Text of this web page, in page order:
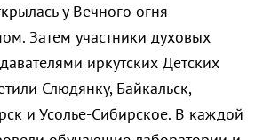
у Вечного огня
Затем участники духовых
иркутских Детских
Слюдянку, Байкальск,
и Усолье-Сибирское. В каждой